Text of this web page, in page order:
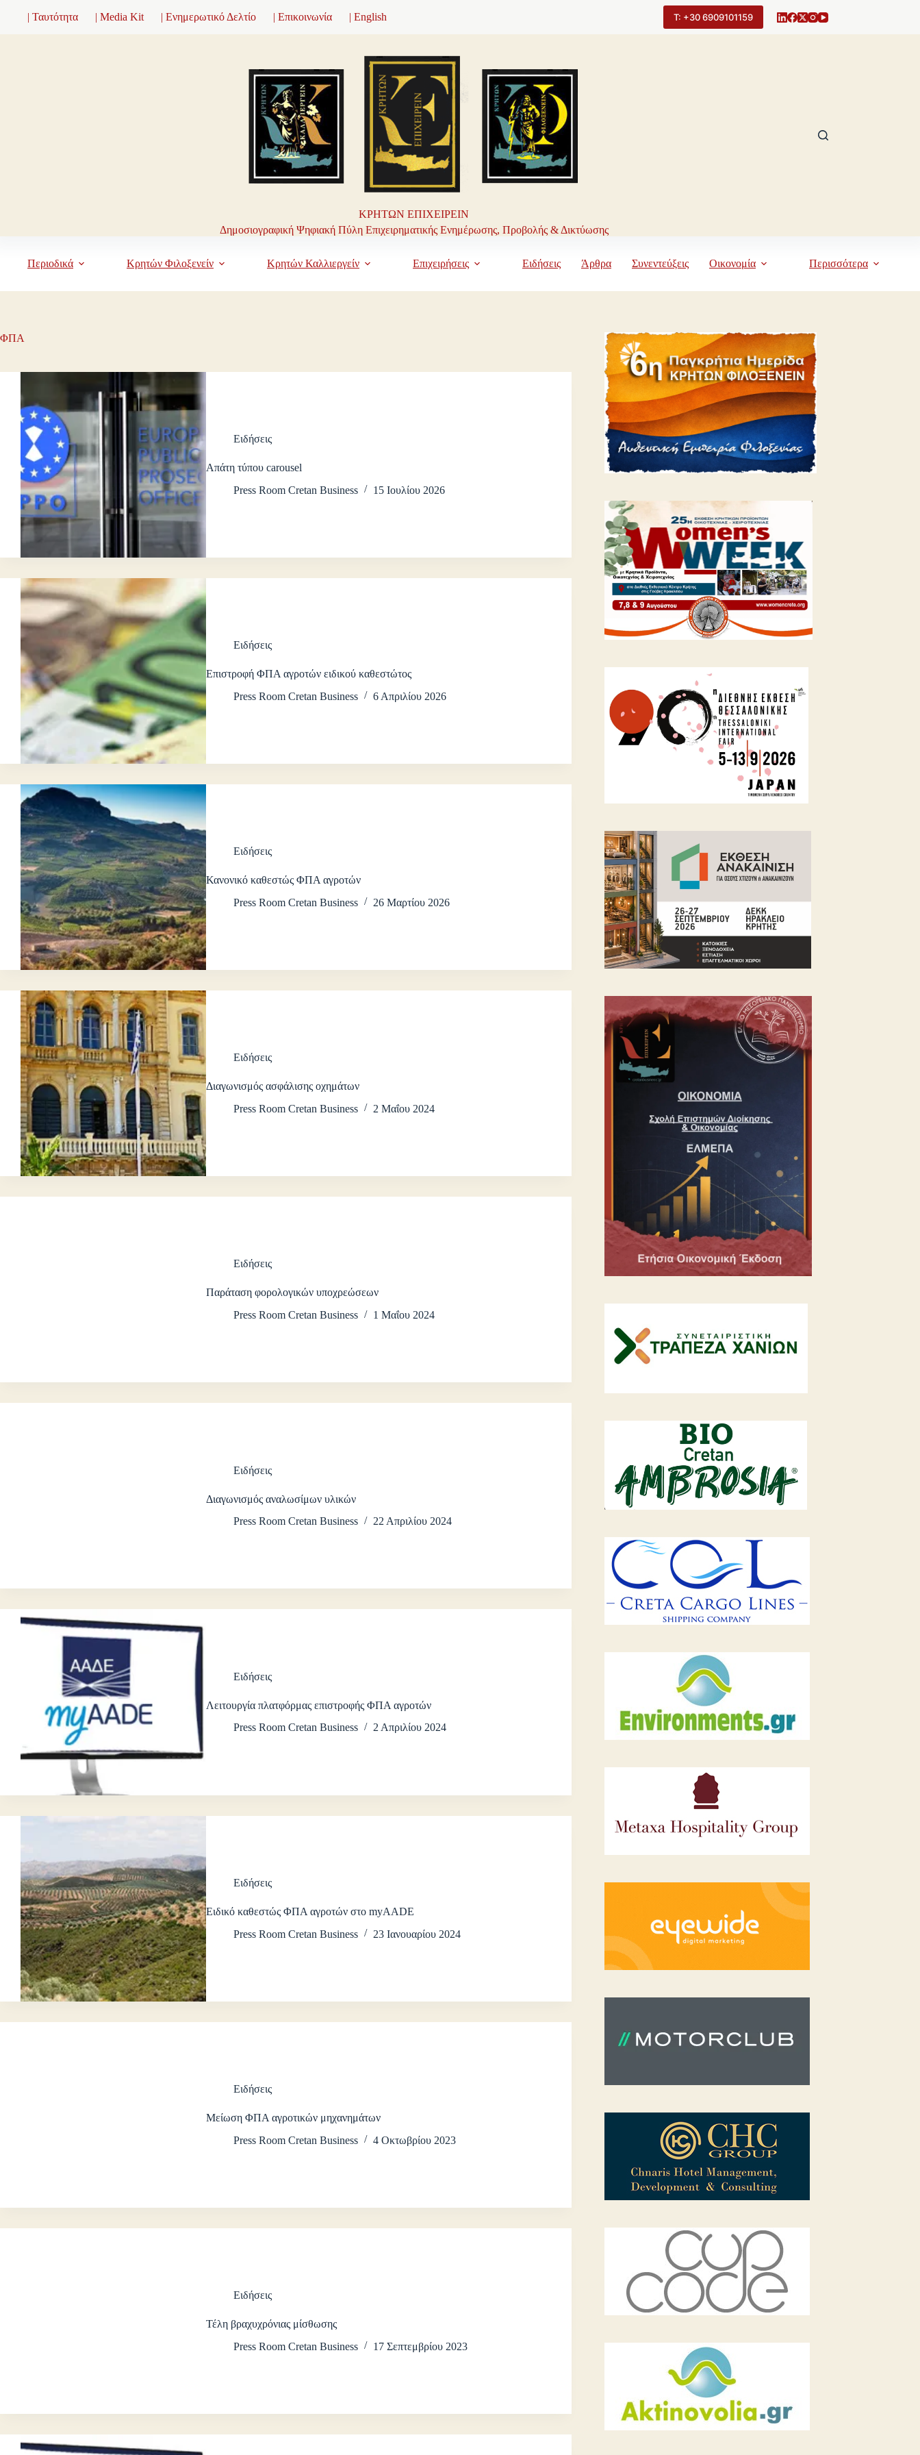
| Ταυτότητα | Media Kit | Ενημερωτικό Δελτίο | Επικοινωνία | English Τ: +30 6909101159
ΚΡΗΤΩΝ ΕΠΙΧΕΙΡΕΙΝ
Δημοσιογραφική Ψηφιακή Πύλη Επιχειρηματικής Ενημέρωσης, Προβολής & Δικτύωσης
Περιοδικά Κρητών Φιλοξενείν Κρητών Καλλιεργείν Επιχειρήσεις Ειδήσεις Άρθρα Συνεντεύξεις Οικονομία Περισσότερα
ΦΠΑ
Ειδήσεις
Απάτη τύπου carousel
Press Room Cretan Business
15 Ιουλίου 2026
Ειδήσεις
Επιστροφή ΦΠΑ αγροτών ειδικού καθεστώτος
Press Room Cretan Business
6 Απριλίου 2026
Ειδήσεις
Κανονικό καθεστώς ΦΠΑ αγροτών
Press Room Cretan Business
26 Μαρτίου 2026
Ειδήσεις
Διαγωνισμός ασφάλισης οχημάτων
Press Room Cretan Business
2 Μαΐου 2024
Ειδήσεις
Παράταση φορολογικών υποχρεώσεων
Press Room Cretan Business
1 Μαΐου 2024
Ειδήσεις
Διαγωνισμός αναλωσίμων υλικών
Press Room Cretan Business
22 Απριλίου 2024
Ειδήσεις
Λειτουργία πλατφόρμας επιστροφής ΦΠΑ αγροτών
Press Room Cretan Business
2 Απριλίου 2024
Ειδήσεις
Ειδικό καθεστώς ΦΠΑ αγροτών στο myAADE
Press Room Cretan Business
23 Ιανουαρίου 2024
Ειδήσεις
Μείωση ΦΠΑ αγροτικών μηχανημάτων
Press Room Cretan Business
4 Οκτωβρίου 2023
Ειδήσεις
Τέλη βραχυχρόνιας μίσθωσης
Press Room Cretan Business
17 Σεπτεμβρίου 2023